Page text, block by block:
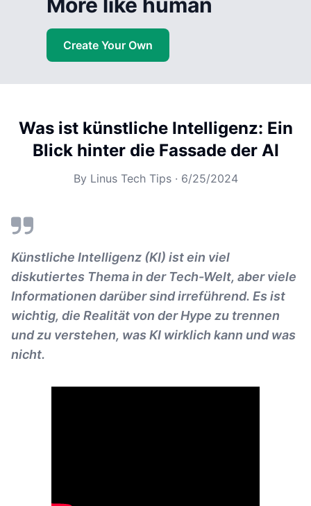
Create Your Own
Was ist künstliche Intelligenz: Ein
Blick hinter die Fassade der AI
By Linus Tech Tips· 6/25/2024
Künstliche Intelligenz (KI) ist ein viel
diskutiertes Thema in der Tech-Welt, aber viele
Informationen darüber sind irreführend. Es ist
wichtig, die Realität von der Hype zu trennen
und zu verstehen, was KI wirklich kann und was
nicht.